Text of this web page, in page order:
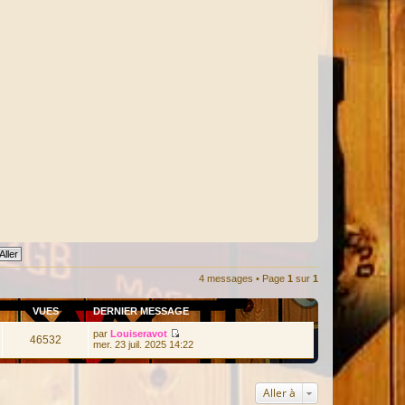
4 messages • Page 1 sur 1
VUES DERNIER MESSAGE
46532 par Louiseravot
V
i
mer. 23 juil. 2025 14:22
Aller à